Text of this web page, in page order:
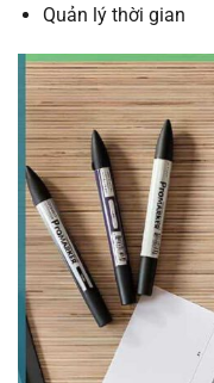
Quản lý thời gian